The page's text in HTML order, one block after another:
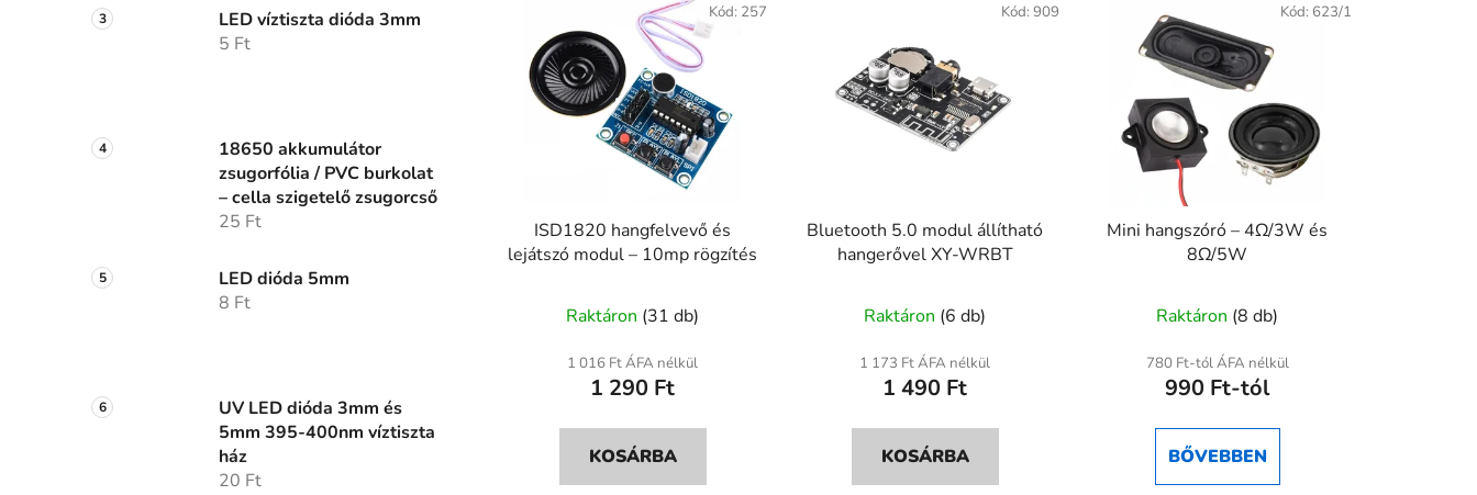
LED víztiszta dióda 3mm
5 Ft
18650 akkumulátor
zsugorfólia / PVC burkolat
– cella szigetelő zsugorcső
25 Ft
LED dióda 5mm
8 Ft
UV LED dióda 3mm és
5mm 395-400nm víztiszta
ház
20 Ft
ISD1820 hangfelvevő és
lejátszó modul – 10mp rögzítés
Raktáron (31 db)
1 016 Ft ÁFA nélkül
1 290 Ft
KOSÁRBA
Kód: 257
Bluetooth 5.0 modul állítható
hangerővel XY-WRBT
termék
átlagos
értékelése
ből
Raktáron (6 db)
1 173 Ft ÁFA nélkül
1 490 Ft
KOSÁRBA
Kód: 909
Mini hangszóró – 4Ω/3W és
8Ω/5W
termék
átlagos
értékelése
ből
Raktáron (8 db)
780 Ft-tól ÁFA nélkül
990 Ft-tól
BŐVEBBEN
Kód: 623/1